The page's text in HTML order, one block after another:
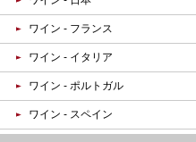
ワイン - フランス
ワイン - イタリア
ワイン - ポルトガル
ワイン - スペイン